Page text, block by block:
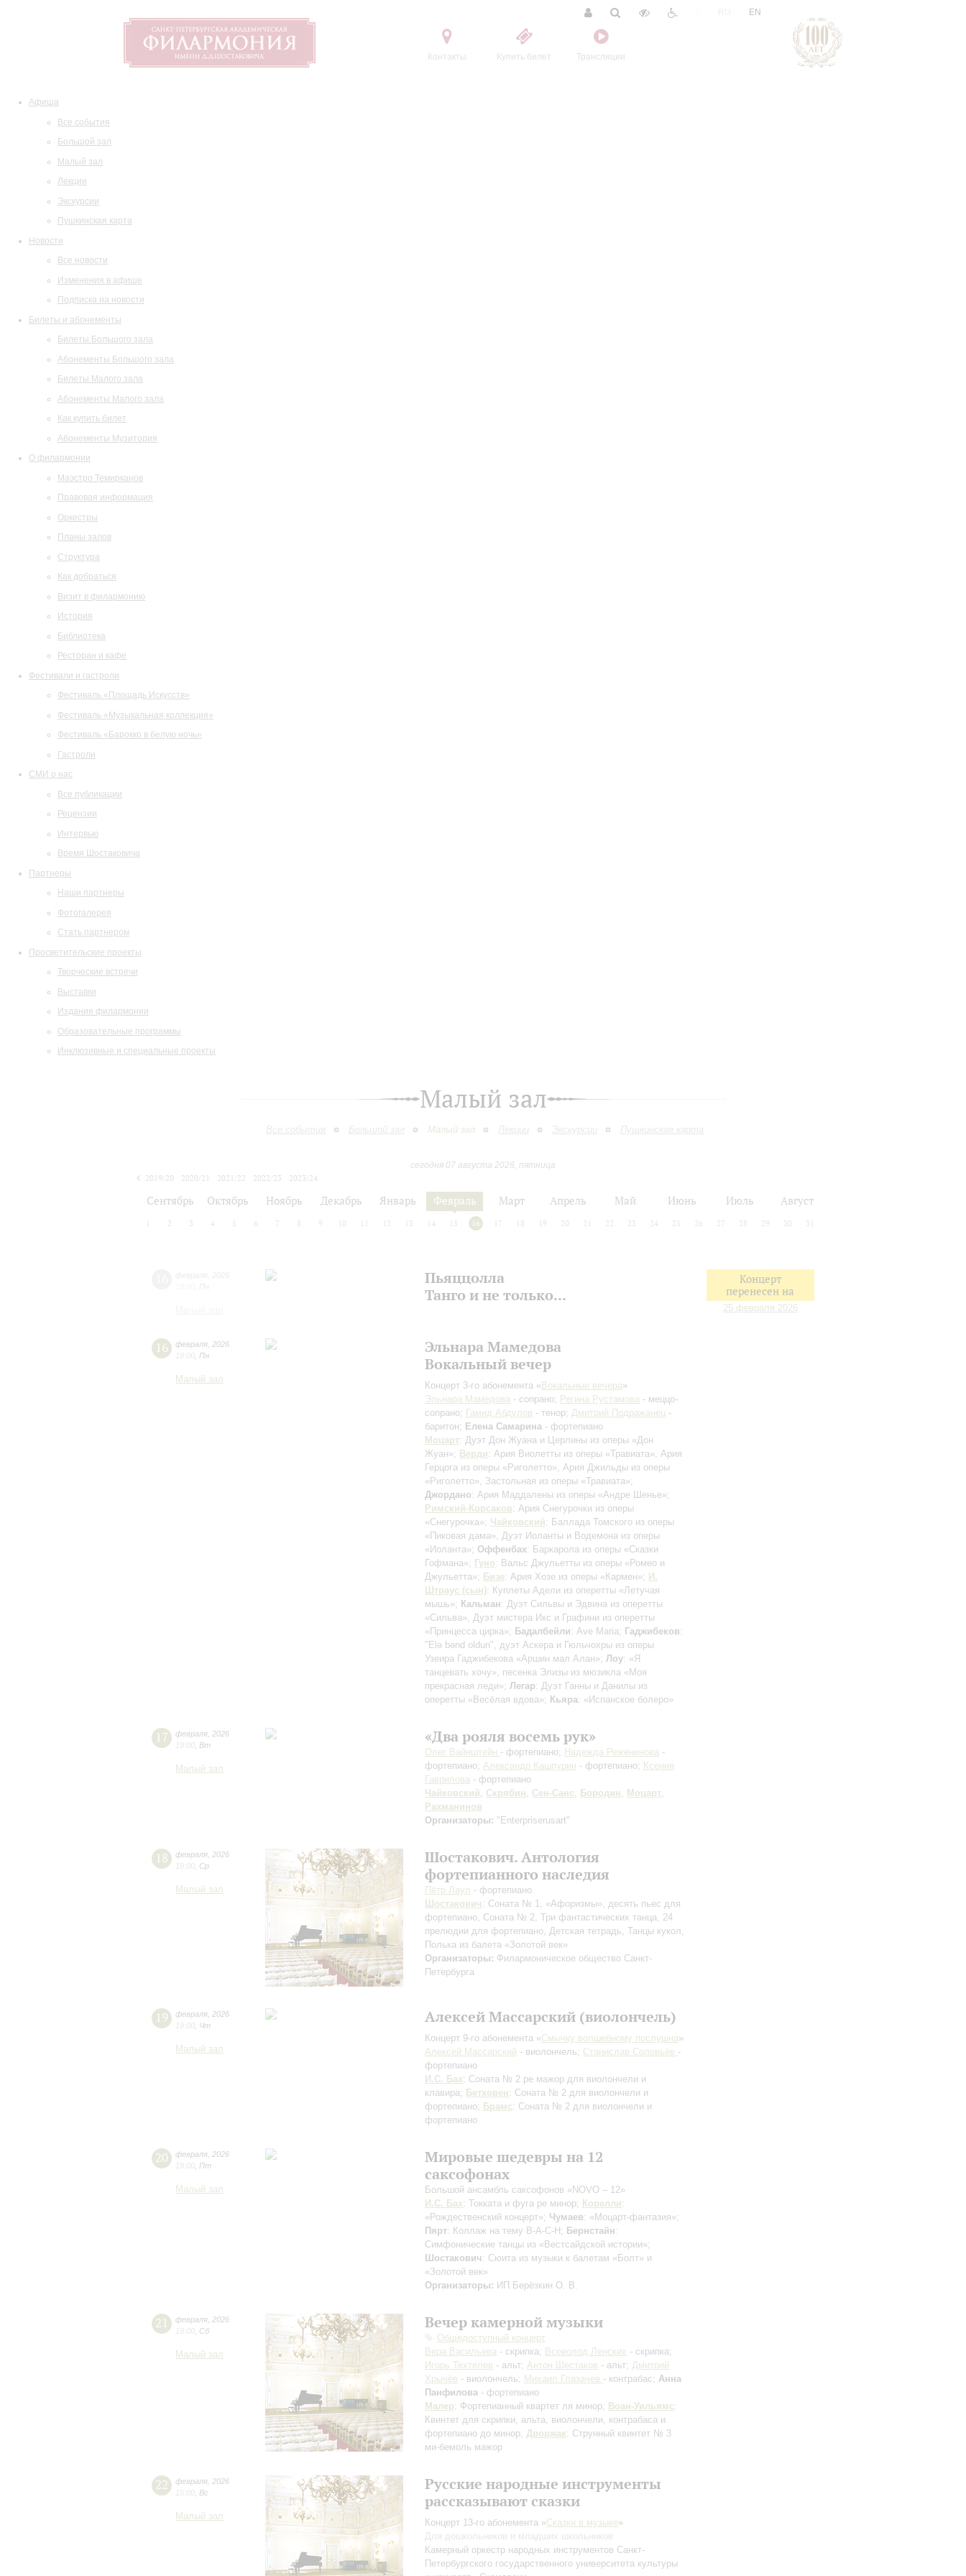
Контакты Купить билет Трансляции
EN
Афиша
Все события
Большой зал
Малый зал
Лекции
Экскурсии
Пушкинская карта
Новости
Все новости
Изменения в афише
Подписка на новости
Билеты и абонементы
Билеты Большого зала
Абонементы Большого зала
Билеты Малого зала
Абонементы Малого зала
Как купить билет
Абонементы Музитория
О филармонии
Маэстро Темирканов
Правовая информация
Оркестры
Планы залов
Структура
Как добраться
Визит в филармонию
История
Библиотека
Ресторан и кафе
Фестивали и гастроли
Фестиваль «Площадь Искусств»
Фестиваль «Музыкальная коллекция»
Фестиваль «Барокко в белую ночь»
Гастроли
СМИ о нас
Все публикации
Рецензии
Интервью
Время Шостаковича
Партнеры
Наши партнеры
Фотогалерея
Стать партнером
Просветительские проекты
Творческие встречи
Выставки
Издания филармонии
Образовательные программы
Инклюзивные и специальные проекты
Малый зал
Все события Большой зал Малый зал Лекции Экскурсии Пушкинская карта
сегодня 07 августа 2026, пятница
2019/20
2020/21 2021/22 2022/23
2023/24
Сентябрь Октябрь Ноябрь Декабрь Январь Февраль Март Апрель Май Июнь Июль Август
1 2 3 4 5 6 7 8 9 10 12 13 14 15 16 17 18 19 20 21 22 23 24 25 26 27 28 29 30 31
Пьяццолла
Танго и не только...
Концерт
перенесен на
25 февраля 2026
16 февраля 2026
19:00 Пн
Малый зал
Эльнара Мамедова
Вокальный вечер
Концерт 3-го абонемента « Вокальные вечера»
Эльнара Мамедова - сопрано; Регина Рустамова - меццо-
сопрано; Гамид Абдулов - тенор; Дмитрий Подражанец -
баритон; Елена Самарина - фортепиано
Моцарт: Дуэт Дон Жуана и Церлины из оперы «Дон
Жуан»; Верди: Ария Виолетты из оперы «Травиата», Ария
Герцога из оперы «Риголетто», Ария Джильды из оперы
«Риголетто», Застольная из оперы «Травиата»;
Джордано: Ария Маддалены из оперы «Андре Шенье»;
Римский-Корсаков: Ария Снегурочки из оперы
«Снегурочка»; Чайковский: Баллада Томского из оперы
«Пиковая дама», Дуэт Иоланты и Водемона из оперы
«Иоланта»; Оффенбах: Баркарола из оперы «Сказки
Гофмана»; Гуно: Вальс Джульетты из оперы «Ромео и
Джульетта»; Бизе: Ария Хозе из оперы «Кармен»; И.
Штраус (сын): Куплеты Адели из оперетты «Летучая
мышь»; Кальман: Дуэт Сильвы и Эдвина из оперетты
«Сильва», Дуэт мистера Икс и Графини из оперетты
«Принцесса цирка»; Бадалбейли: Ave Maria; Гаджибеков:
"Elə bənd oldun", дуэт Аскера и Гюльчохры из оперы
Узеира Гаджибекова «Аршин мал Алан»; Лоу: «Я
танцевать хочу», песенка Элизы из мюзикла «Моя
прекрасная леди»; Легар: Дуэт Ганны и Данилы из
оперетты «Весёлая вдова»; Кьяра: «Испанское болеро»
17 февраля 2026
19:00 Вт
Малый зал
«Два рояля восемь рук»
Олег Вайнштейн - фортепиано; Надежда Реженинова -
фортепиано; Александр Кашпурин - фортепиано; Ксения
Гаврилова - фортепиано
Чайковский, Скрябин, Сен-Санс, Бородин, Моцарт,
Рахманинов
Организаторы: "Enterpriserusart"
18 февраля 2026
19:00 Ср
Малый зал
Шостакович. Антология
фортепианного наследия
Пётр Лаул - фортепиано
Шостакович : Соната № 1, «Афоризмы», десять пьес для
фортепиано, Соната № 2, Три фантастических танца, 24
прелюдии для фортепиано, Детская тетрадь, Танцы кукол,
Полька из балета «Золотой век»
Организаторы: Филармоническое общество Санкт-
Петербурга
19 февраля 2026
19:00 Чт
Малый зал
Алексей Массарский (виолончель)
Концерт 9-го абонемента «Смычку волшебному послушна»
Алексей Массарский - виолончель; Станислав Соловьёв -
фортепиано
И.С. Бах: Соната № 2 ре мажор для виолончели и
клавира; Бетховен: Соната № 2 для виолончели и
фортепиано; Брамс: Соната № 2 для виолончели и
фортепиано
20 февраля 2026
19:00 Пт
Малый зал
Мировые шедевры на 12
саксофонах
Большой ансамбль саксофонов «NOVO – 12»
И.С. Бах: Токката и фуга ре минор; Корелли:
«Рождественский концерт»; Чумаев: «Моцарт-фантазия»;
Пярт: Коллаж на тему B-A-C-H; Бернстайн:
Симфонические танцы из «Вестсайдской истории»;
Шостакович: Сюита из музыки к балетам «Болт» и
«Золотой век»
Организаторы: ИП Берёзкин О. В.
21 февраля 2026
19:00 Сб
Малый зал
Вечер камерной музыки
Общедоступный концерт
Вера Васильева - скрипка; Всеволод Ленских - скрипка;
Игорь Техтелев - альт; Антон Шестаков - альт; Дмитрий
Хрычёв - виолончель; Михаил Глазачев - контрабас; Анна
Панфилова - фортепиано
Малер: Фортепианный квартет ля минор; Воан-Уильямс:
Квинтет для скрипки, альта, виолончели, контрабаса и
фортепиано до минор; Дворжак: Струнный квинтет № 3
ми-бемоль мажор
22 февраля 2026
15:00 Вс
Малый зал
Русские народные инструменты
рассказывают сказки
Концерт 13-го абонемента «Сказки в музыке»
Для дошкольников и младших школьников
Камерный оркестр народных инструментов Санкт-
Петербургского государственного университета культуры